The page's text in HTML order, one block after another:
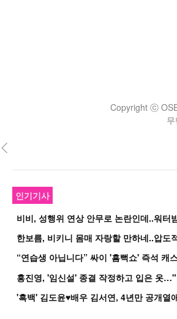
Copyright ⓒ
인기기사
한보름, 비키니 몸매 자랑할 만하네..압도